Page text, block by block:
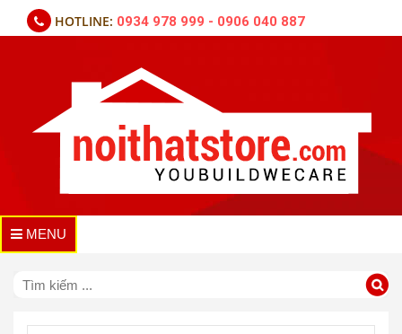
HOTLINE: 0934 978 999 - 0906 040 887
MENU